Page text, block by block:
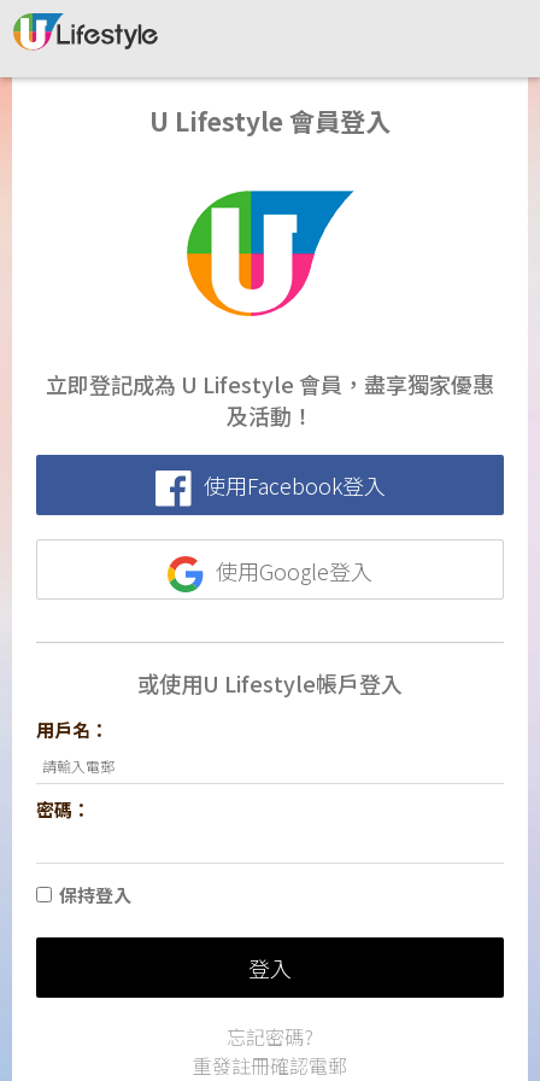
U Lifestyle 會員登入
立即登記成為 U Lifestyle 會員，盡享獨家優惠
及活動！
使用Facebook登入
使用Google登入
或使用U Lifestyle帳戶登入
用戶名：
密碼：
保持登入
登入
忘記密碼?
重發註冊確認電郵